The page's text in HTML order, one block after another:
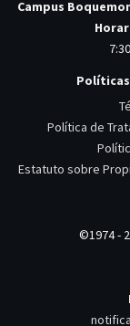
Campus
Política de
Estatuto sobre
©1974 -